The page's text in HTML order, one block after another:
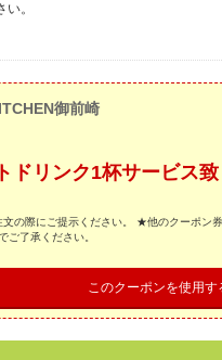
。
御前崎
ドリンク1杯サービス
の際にご提示ください。 ★他のクーポン
ご了承ください。
このクーポンを使用す